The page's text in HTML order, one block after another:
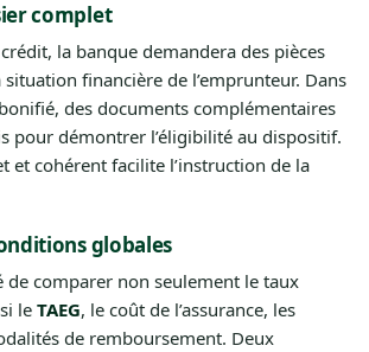
complet
la banque demandera des pièces
financière de l’emprunteur. Dans
des documents complémentaires
pour démontrer l’éligibilité au dispositif.
et cohérent facilite l’instruction de la
globales
de comparer non seulement le taux
le TAEG, le coût de l’assurance, les
de remboursement. Deux